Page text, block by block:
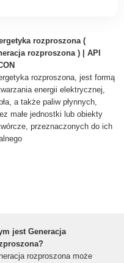
rozproszona (
rozproszona ) | API
rozproszona, jest formą
energii elektrycznej,
a także paliw płynnych,
małe jednostki lub obiekty
przeznaczonych do ich
jest Generacja
rozproszona może